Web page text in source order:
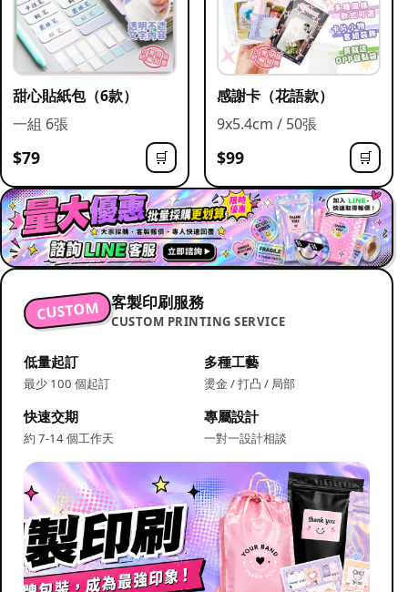
甜心貼紙包（6款）
一組 6張
$79 🛒
感謝卡（花語款）
9x5.4cm / 50張
$99 🛒
CUSTOM 客製印刷服務
CUSTOM PRINTING SERVICE
低量起訂
最少 100 個起訂
多種工藝
燙金 / 打凸 / 局部
快速交期
約 7-14 個工作天
專屬設計
一對一設計相談